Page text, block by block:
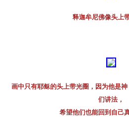
释迦牟尼佛像头上
画中只有耶稣的头上带光圈，因为他是
们讲法，
希望他们也能回到自己